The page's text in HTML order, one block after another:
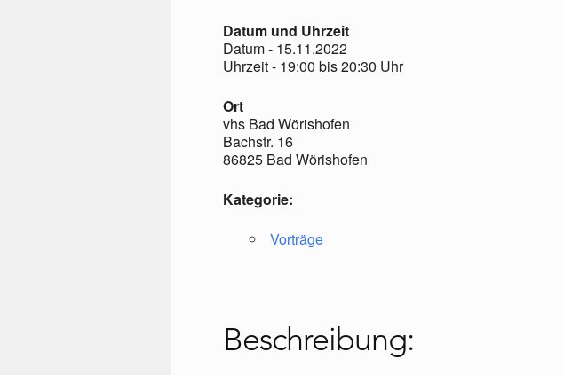
Datum und Uhrzeit
Datum - 15.11.2022
Uhrzeit - 19:00 bis 20:30 Uhr
Ort
vhs Bad Wörishofen
Bachstr. 16
86825 Bad Wörishofen
Kategorie:
Vorträge
Beschreibung: